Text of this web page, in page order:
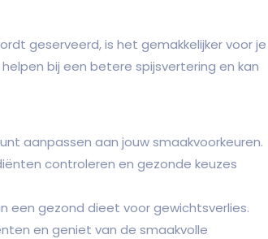
geserveerd, is het gemakkelijker voor je
bij een betere spijsvertering en kan
aanpassen aan jouw smaakvoorkeuren.
controleren en gezonde keuzes
een gezond dieet voor gewichtsverlies.
en geniet van de smaakvolle